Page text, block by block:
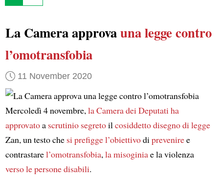
La Camera approvauna leggecontro
l’omotransfobia
11 November 2020
Mercoledì 4 novembre,la Camera dei Deputatiha
approvatoa scrutinio segretoilcosiddettodisegno di legge
Zan, un testo che si prefigge l’obiettivodipreveniree
contrastarel’omotransfobia,la misoginiae la violenza
versole persone disabili.